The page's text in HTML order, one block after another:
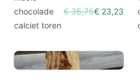
chocolade
calciet toren
€ 35,75€ 23,23